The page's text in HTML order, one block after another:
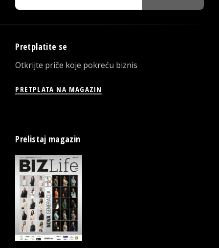
Pretplatite se
Otkrijte priče koje pokreću biznis
PRETPLATA NA MAGAZIN
Prelistaj magazin